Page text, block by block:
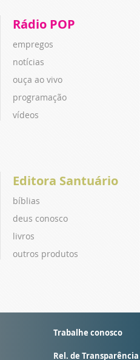
Rádio POP
empregos
notícias
ouça ao vivo
programação
vídeos
Editora Santuário
bíblias
deus conosco
livros
outros produtos
Trabalhe conosco
Rel. de Transparência